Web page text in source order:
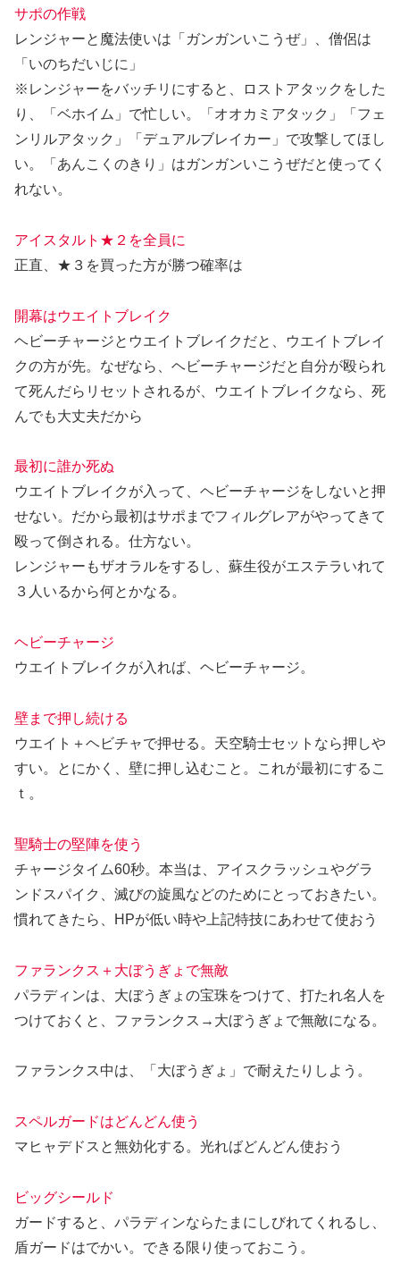
サポの作戦
レンジャーと魔法使いは「ガンガンいこうぜ」、僧侶は
「いのちだいじに」
※レンジャーをバッチリにすると、ロストアタックをした
り、「ベホイム」で忙しい。「オオカミアタック」「フェ
ンリルアタック」「デュアルブレイカー」で攻撃してほし
い。「あんこくのきり」はガンガンいこうぜだと使ってく
れない。
アイスタルト★２を全員に
正直、★３を買った方が勝つ確率は
開幕はウエイトブレイク
ヘビーチャージとウエイトブレイクだと、ウエイトブレイ
クの方が先。なぜなら、ヘビーチャージだと自分が殴られ
て死んだらリセットされるが、ウエイトブレイクなら、死
んでも大丈夫だから
最初に誰か死ぬ
ウエイトブレイクが入って、ヘビーチャージをしないと押
せない。だから最初はサポまでフィルグレアがやってきて
殴って倒される。仕方ない。
レンジャーもザオラルをするし、蘇生役がエステラいれて
３人いるから何とかなる。
ヘビーチャージ
ウエイトブレイクが入れば、ヘビーチャージ。
壁まで押し続ける
ウエイト＋ヘビチャで押せる。天空騎士セットなら押しや
すい。とにかく、壁に押し込むこと。これが最初にするこ
ｔ。
聖騎士の堅陣を使う
チャージタイム60秒。本当は、アイスクラッシュやグラ
ンドスパイク、滅びの旋風などのためにとっておきたい。
慣れてきたら、HPが低い時や上記特技にあわせて使おう
ファランクス＋大ぼうぎょで無敵
パラディンは、大ぼうぎょの宝珠をつけて、打たれ名人を
つけておくと、ファランクス→大ぼうぎょで無敵になる。
ファランクス中は、「大ぼうぎょ」で耐えたりしよう。
スペルガードはどんどん使う
マヒャデドスと無効化する。光ればどんどん使おう
ビッグシールド
ガードすると、パラディンならたまにしびれてくれるし、
盾ガードはでかい。できる限り使っておこう。